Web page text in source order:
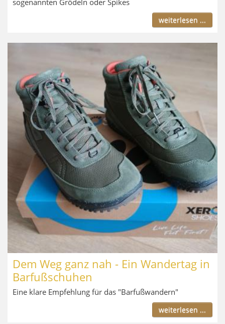
sogenannten Grödeln oder Spikes
weiterlesen ...
Dem Weg ganz nah - Ein Wandertag in
Barfußschuhen
Eine klare Empfehlung für das "Barfußwandern"
weiterlesen ...